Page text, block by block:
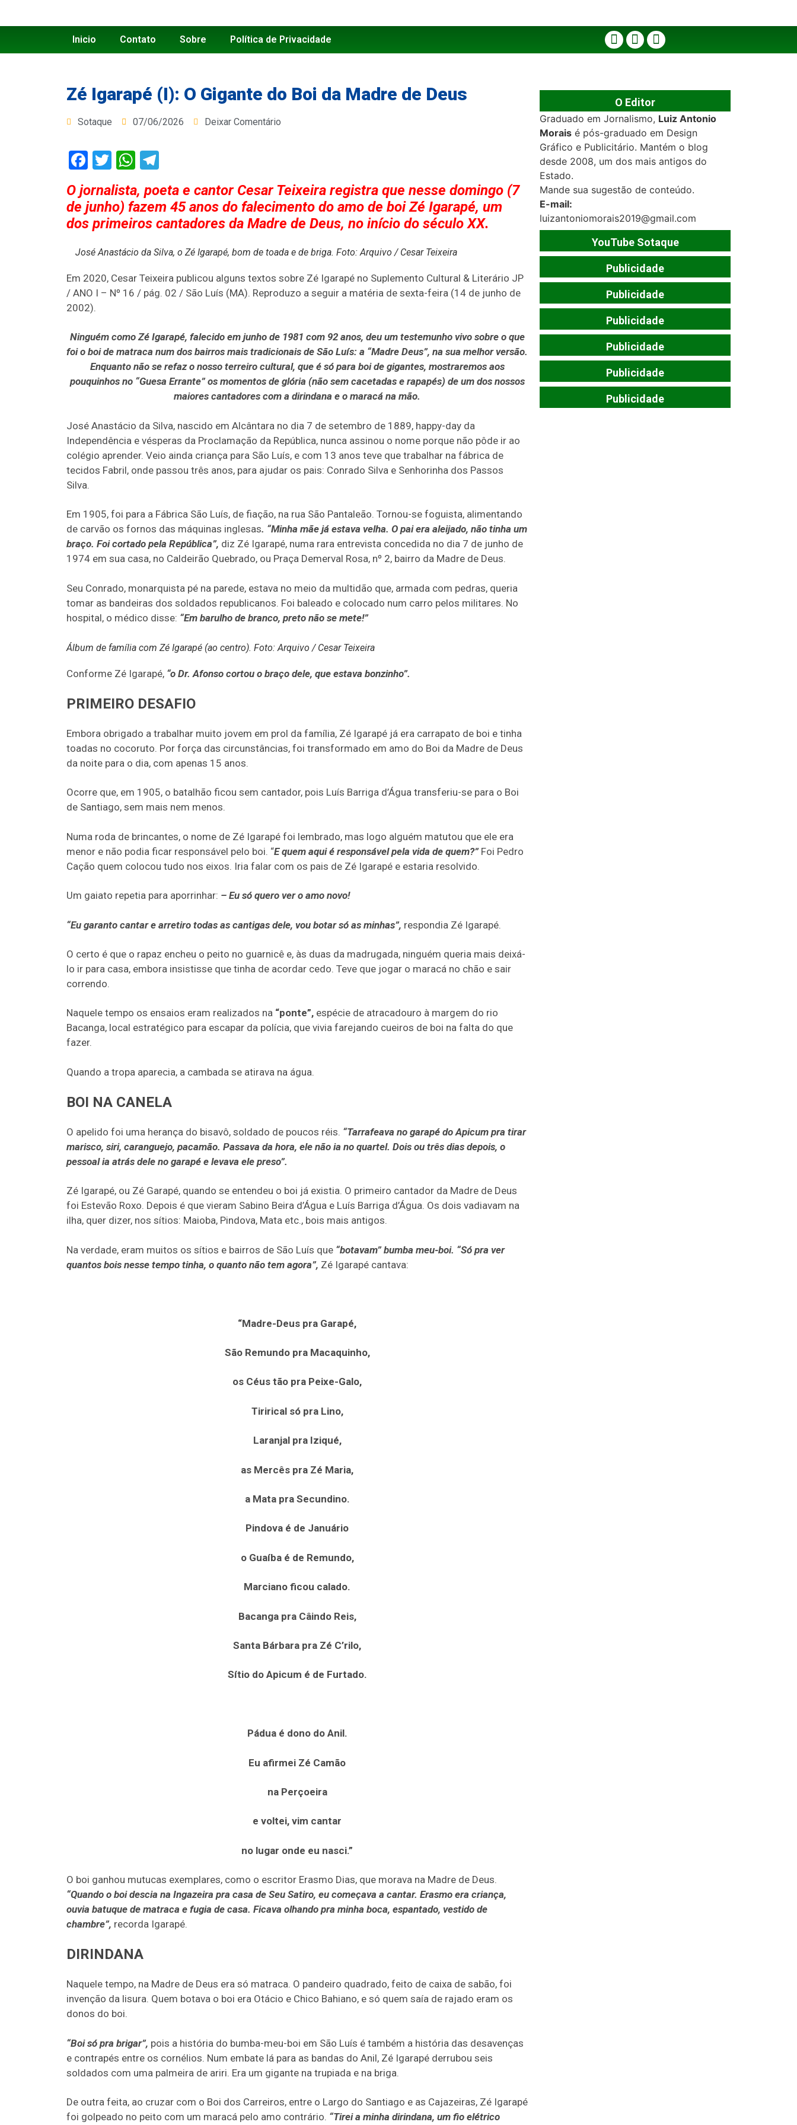
Inicio Contato Sobre Política de Privacidade
Zé Igarapé (I): O Gigante do Boi da Madre de Deus
Sotaque 07/06/2026 Deixar Comentário
Facebook
TwitterWhatsApp
O jornalista, poeta e cantor Cesar Teixeira registra que nesse domingo (7
de junho) fazem 45 anos do falecimento do amo de boi Zé Igarapé, um
dos primeiros cantadores da Madre de Deus, no início do século XX.
José Anastácio da Silva, o Zé Igarapé, bom de toada e de briga. Foto: Arquivo / Cesar Teixeira
Em 2020, Cesar Teixeira publicou alguns textos sobre Zé Igarapé no Suplemento Cultural & Literário JP
/ ANO I – Nº 16 / pág. 02 / São Luís (MA). Reproduzo a seguir a matéria de sexta-feira (14 de junho de
2002).
Ninguém como Zé Igarapé, falecido em junho de 1981 com 92 anos, deu um testemunho vivo sobre o que
foi o boi de matraca num dos bairros mais tradicionais de São Luís: a “Madre Deus”, na sua melhor versão.
Enquanto não se refaz o nosso terreiro cultural, que é só para boi de gigantes, mostraremos aos
pouquinhos no “Guesa Errante” os momentos de glória (não sem cacetadas e rapapés) de um dos nossos
maiores cantadores com a dirindana e o maracá na mão.
José Anastácio da Silva, nascido em Alcântara no dia 7 de setembro de 1889, happy-day da
Independência e vésperas da Proclamação da República, nunca assinou o nome porque não pôde ir ao
colégio aprender. Veio ainda criança para São Luís, e com 13 anos teve que trabalhar na fábrica de
tecidos Fabril, onde passou três anos, para ajudar os pais: Conrado Silva e Senhorinha dos Passos
Silva.
Em 1905, foi para a Fábrica São Luís, de fiação, na rua São Pantaleão. Tornou-se foguista, alimentando
de carvão os fornos das máquinas inglesas. “Minha mãe já estava velha. O pai era aleijado, não tinha um
braço. Foi cortado pela República”, diz Zé Igarapé, numa rara entrevista concedida no dia 7 de junho de
1974 em sua casa, no Caldeirão Quebrado, ou Praça Demerval Rosa, nº 2, bairro da Madre de Deus.
Seu Conrado, monarquista pé na parede, estava no meio da multidão que, armada com pedras, queria
tomar as bandeiras dos soldados republicanos. Foi baleado e colocado num carro pelos militares. No
hospital, o médico disse: “Em barulho de branco, preto não se mete!”
Álbum de família com Zé Igarapé (ao centro). Foto: Arquivo / Cesar Teixeira
Conforme Zé Igarapé, “o Dr. Afonso cortou o braço dele, que estava bonzinho”.
PRIMEIRO DESAFIO
Embora obrigado a trabalhar muito jovem em prol da família, Zé Igarapé já era carrapato de boi e tinha
toadas no cocoruto. Por força das circunstâncias, foi transformado em amo do Boi da Madre de Deus
da noite para o dia, com apenas 15 anos.
Ocorre que, em 1905, o batalhão ficou sem cantador, pois Luís Barriga d’Água transferiu-se para o Boi
de Santiago, sem mais nem menos.
Numa roda de brincantes, o nome de Zé Igarapé foi lembrado, mas logo alguém matutou que ele era
menor e não podia ficar responsável pelo boi. “E quem aqui é responsável pela vida de quem?” Foi Pedro
Cação quem colocou tudo nos eixos. Iria falar com os pais de Zé Igarapé e estaria resolvido.
Um gaiato repetia para aporrinhar: – Eu só quero ver o amo novo!
“Eu garanto cantar e arretiro todas as cantigas dele, vou botar só as minhas”, respondia Zé Igarapé.
O certo é que o rapaz encheu o peito no guarnicê e, às duas da madrugada, ninguém queria mais deixá-
lo ir para casa, embora insistisse que tinha de acordar cedo. Teve que jogar o maracá no chão e sair
correndo.
Naquele tempo os ensaios eram realizados na “ponte”, espécie de atracadouro à margem do rio
Bacanga, local estratégico para escapar da polícia, que vivia farejando cueiros de boi na falta do que
fazer.
Quando a tropa aparecia, a cambada se atirava na água.
BOI NA CANELA
O apelido foi uma herança do bisavô, soldado de poucos réis. “Tarrafeava no garapé do Apicum pra tirar
marisco, siri, caranguejo, pacamão. Passava da hora, ele não ia no quartel. Dois ou três dias depois, o
pessoal ia atrás dele no garapé e levava ele preso”.
Zé Igarapé, ou Zé Garapé, quando se entendeu o boi já existia. O primeiro cantador da Madre de Deus
foi Estevão Roxo. Depois é que vieram Sabino Beira d’Água e Luís Barriga d’Água. Os dois vadiavam na
ilha, quer dizer, nos sítios: Maioba, Pindova, Mata etc., bois mais antigos.
Na verdade, eram muitos os sítios e bairros de São Luís que “botavam” bumba meu-boi. “Só pra ver
quantos bois nesse tempo tinha, o quanto não tem agora”, Zé Igarapé cantava:
“Madre-Deus pra Garapé,
São Remundo pra Macaquinho,
os Céus tão pra Peixe-Galo,
Tirirical só pra Lino,
Laranjal pra Iziqué,
as Mercês pra Zé Maria,
a Mata pra Secundino.
Pindova é de Januário
o Guaíba é de Remundo,
Marciano ficou calado.
Bacanga pra Câindo Reis,
Santa Bárbara pra Zé C’rilo,
Sítio do Apicum é de Furtado.
Pádua é dono do Anil.
Eu afirmei Zé Camão
na Perçoeira
e voltei, vim cantar
no lugar onde eu nasci.”
O boi ganhou mutucas exemplares, como o escritor Erasmo Dias, que morava na Madre de Deus.
“Quando o boi descia na Ingazeira pra casa de Seu Satiro, eu começava a cantar. Erasmo era criança,
ouvia batuque de matraca e fugia de casa. Ficava olhando pra minha boca, espantado, vestido de
chambre”, recorda Igarapé.
DIRINDANA
Naquele tempo, na Madre de Deus era só matraca. O pandeiro quadrado, feito de caixa de sabão, foi
invenção da lisura. Quem botava o boi era Otácio e Chico Bahiano, e só quem saía de rajado eram os
donos do boi.
“Boi só pra brigar”, pois a história do bumba-meu-boi em São Luís é também a história das desavenças
e contrapés entre os cornélios. Num embate lá para as bandas do Anil, Zé Igarapé derrubou seis
soldados com uma palmeira de ariri. Era um gigante na trupiada e na briga.
De outra feita, ao cruzar com o Boi dos Carreiros, entre o Largo do Santiago e as Cajazeiras, Zé Igarapé
foi golpeado no peito com um maracá pelo amo contrário. “Tirei a minha dirindana, um fio elétrico
O Editor
Graduado em Jornalismo, Luiz Antonio
Morais é pós-graduado em Design
Gráfico e Publicitário. Mantém o blog
desde 2008, um dos mais antigos do
Estado.
Mande sua sugestão de conteúdo.
E-mail:
luizantoniomorais2019@gmail.com
YouTube Sotaque
Publicidade
Publicidade
Publicidade
Publicidade
Publicidade
Publicidade